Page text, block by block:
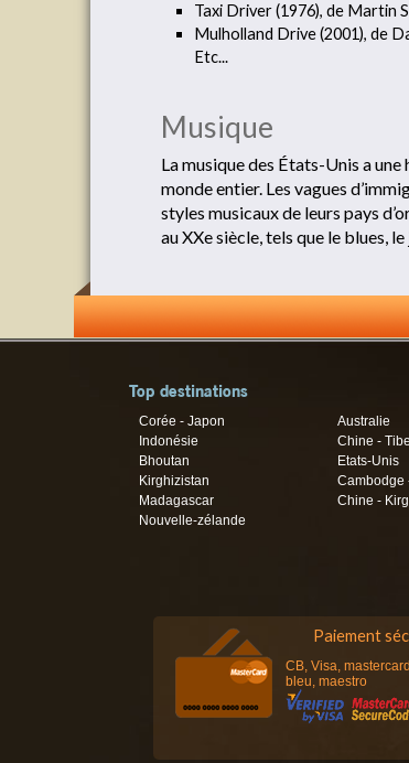
Taxi Driver (1976), de Martin
Mulholland Drive (2001), de
Etc...
Musique
La musique des États-Unis a
monde entier. Les vagues
styles musicaux de leurs pays
au XXe siècle, tels que le blues,
Top destinations
Corée - Japon Australie
Indonésie
Chine -
Bhoutan
Etats-Unis
Kirghizistan
Cambodge
Madagascar
Chine -
Nouvelle-zélande
Paiement
CB, Visa,
bleu, maestro